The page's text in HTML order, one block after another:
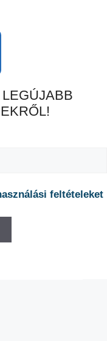
feltételeket